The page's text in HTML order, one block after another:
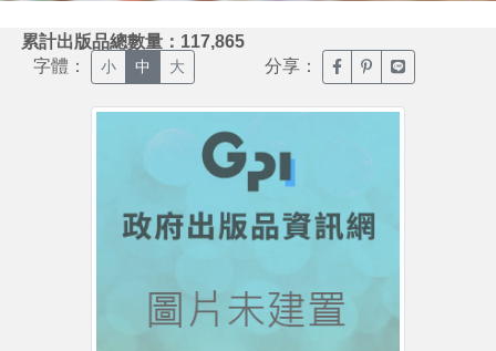
累計出版品總數量：117,865
字體： 小 中 大 分享： 臉書分享(另開新視窗)
噗浪分享(另開新
Line分享(另